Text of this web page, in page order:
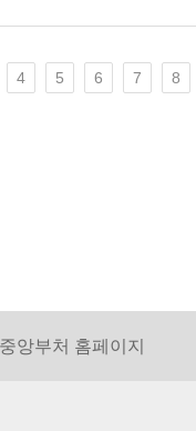
4 5 6 7 8
앙부처 홈페이지